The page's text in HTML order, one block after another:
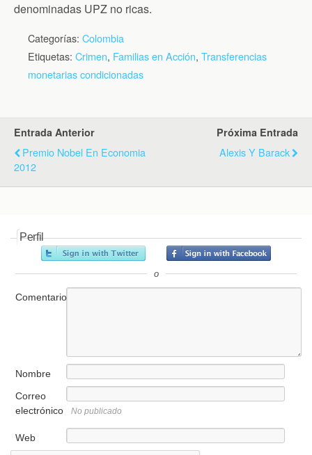
denominadas UPZ no ricas.
Categorías: Colombia
Etiquetas: Crimen, Familias en Acción, Transferencias
monetarias condicionadas
Entrada Anterior
Premio Nobel En Economia
2012
Próxima Entrada
Alexis Y Barack
Perfil
o
Comentario
Nombre
Correo
electrónico
No publicado
Web